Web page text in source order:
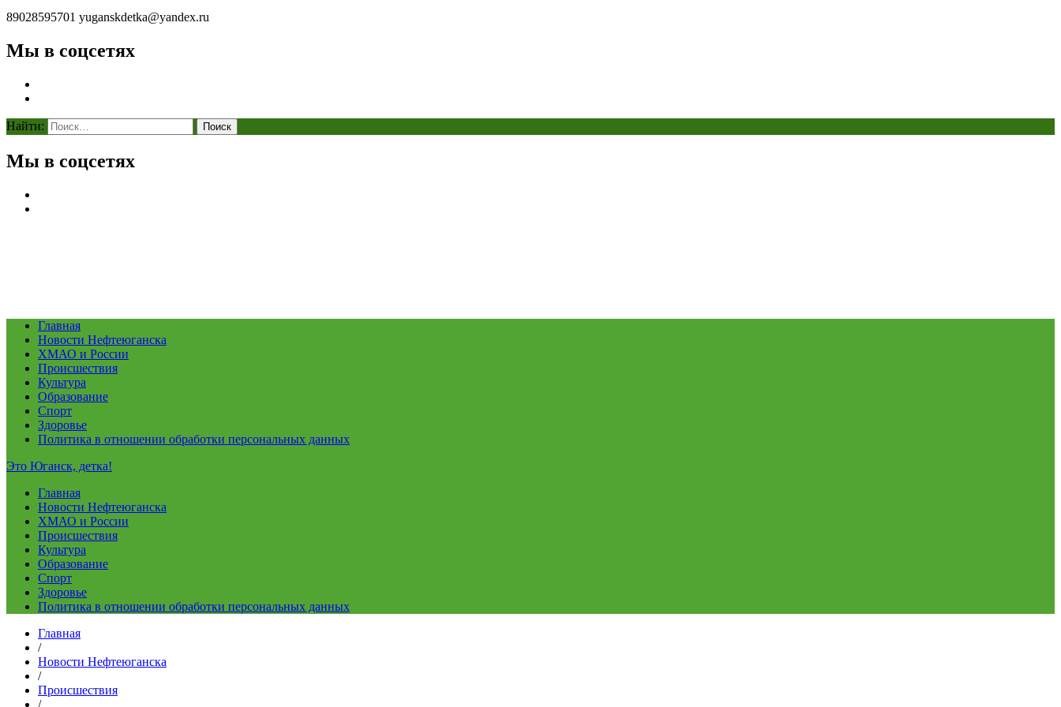
89028595701 yuganskdetka@yandex.ru
Мы в соцсетях
Найти:
Мы в соцсетях
Главная
Новости Нефтеюганска
ХМАО и России
Происшествия
Культура
Образование
Спорт
Здоровье
Политика в отношении обработки персональных данных
Это Юганск, детка!
Главная
Новости Нефтеюганска
ХМАО и России
Происшествия
Культура
Образование
Спорт
Здоровье
Политика в отношении обработки персональных данных
Главная
/
Новости Нефтеюганска
/
Происшествия
/